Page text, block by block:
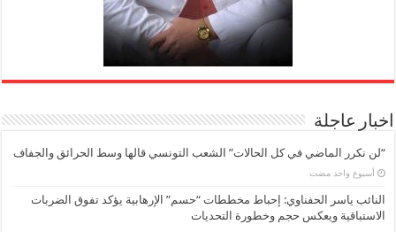
اخبار عاجلة
“لن نكرر الماضي في كل الحالات” الشعب التونسي قالها وسط الحرائق والجفاف
‏أسبوع واحد مضت
النائب ياسر الحفناوي: إحباط مخططات “حسم” الإرهابية يؤكد تفوق الضربات
الاستباقية ويعكس حجم وخطورة التحديات